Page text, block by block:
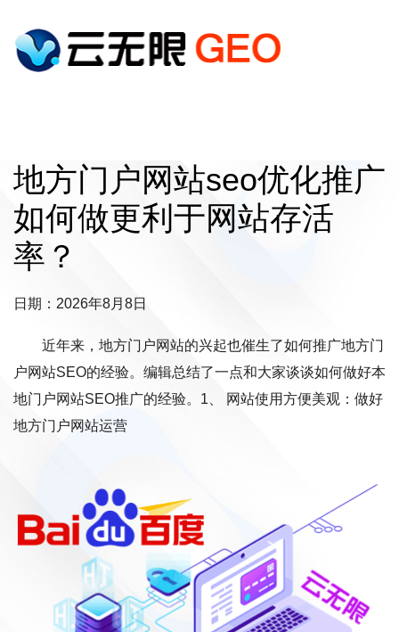
地方门户网站seo优化推广
如何做更利于网站存活
率？
日期：2026年8月8日
近年来，地方门户网站的兴起也催生了如何推广地方门
户网站SEO的经验。编辑总结了一点和大家谈谈如何做好本
地门户网站SEO推广的经验。1、 网站使用方便美观：做好
地方门户网站运营